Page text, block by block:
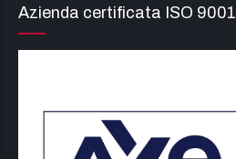
Azienda certificata ISO 9001